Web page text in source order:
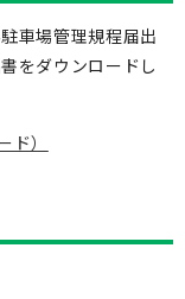
車場管理規程届出
をダウンロードし
）